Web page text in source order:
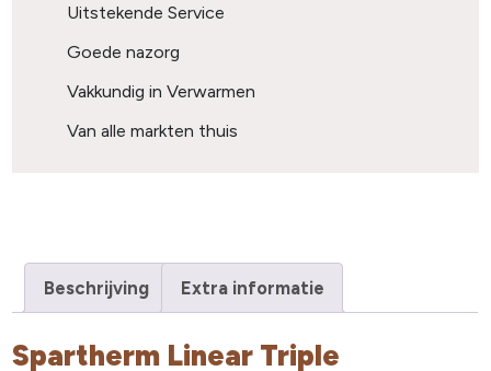
Uitstekende Service
Goede nazorg
Vakkundig in Verwarmen
Van alle markten thuis
Beschrijving Extra informatie
Spartherm Linear Triple